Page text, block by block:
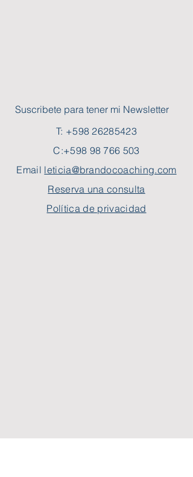
Suscribete para tener mi Newsletter
T: +598 26285423
C:+598 98 766 503
Email leticia@brandocoaching.com
Reserva una consulta
Política de privacidad